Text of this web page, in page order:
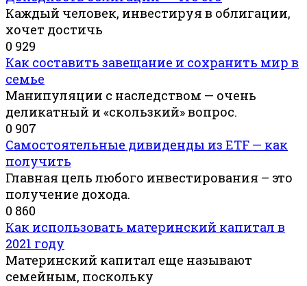
Каждый человек, инвестируя в облигации,
хочет достичь
0 929
Как составить завещание и сохранить мир в
семье
Манипуляции с наследством — очень
деликатный и «скользкий» вопрос.
0 907
Самостоятельные дивиденды из ETF — как
получить
Главная цель любого инвестирования – это
получение дохода.
0 860
Как использовать материнский капитал в
2021 году
Материнский капитал еще называют
семейным, поскольку